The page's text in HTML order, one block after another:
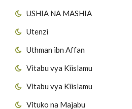
USHIA NA MASHIA
Utenzi
Uthman ibn Affan
Vitabu vya Kiislamu
Vitabu vya Kiislamu
Vituko na Majabu